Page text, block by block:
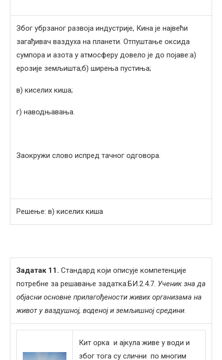
Због убрзаног развоја индустрије, Кина је највећи
загађивач ваздуха на планети. Отпуштање оксида
сумпора и азота у атмосферу довело је до појаве:а)
ерозије земљишта;б) ширења пустиња;
в) киселих киша;
г) наводњавања.
Заокружи слово испред тачног одговора.
Решење: в) киселих киша
Задатак 1 1 . Стандард који описује компетенције
потребне за решавање задатка:БИ.2.4.7. Ученик зна да
објасни основне прилагођености живих организама на
живот у ваздушној, воденој и земљишној средини.
Кит орка и ајкула живе у води и
због тога су слични по многим